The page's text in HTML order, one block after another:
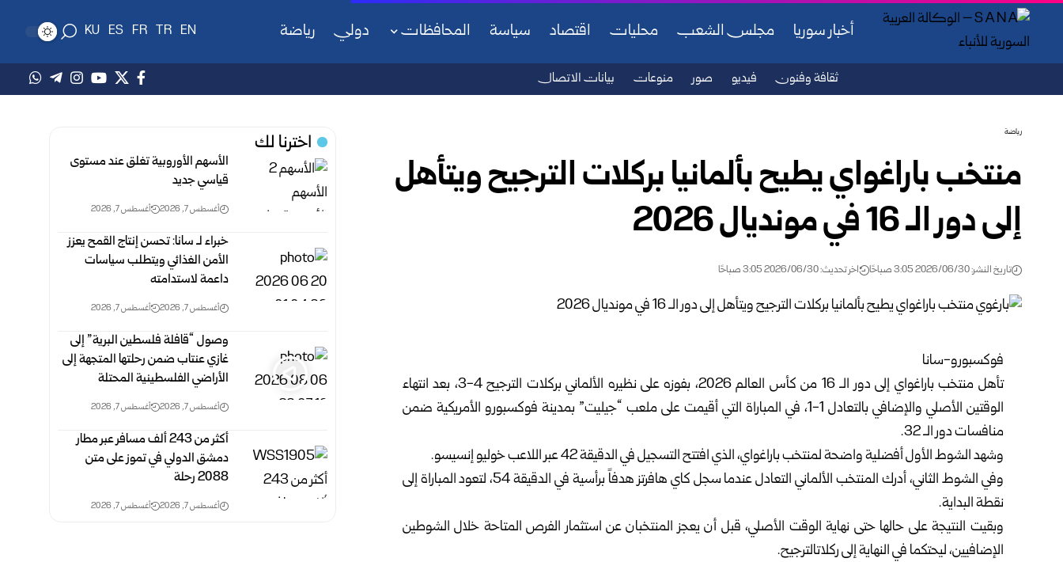
أخبار سوريا مجلس الشعب محليات اقتصاد سياسة المحافظات دولي رياضة EN
TR
FR
ES
KU
ثقافة وفنون فيديو صور منوعات بيانات الاتصال
رياضة
منتخب باراغواي يطيح بألمانيا بركلات الترجيح ويتأهل
إلى دور الـ 16 في مونديال 2026‏
تاريخ النشر: 2026/06/30 3:05 صباحًا اخر تحديث: 2026/06/30 3:05 صباحًا
فوكسبورو-سانا ‏
تأهل منتخب باراغواي إلى دور الـ 16 من كأس العالم 2026، بفوزه على نظيره الألماني بركلات ‏الترجيح 4-3، بعد انتهاء
الوقتين الأصلي والإضافي بالتعادل 1-1، في المباراة التي أقيمت على ‏ملعب “جيليت” بمدينة فوكسبورو الأمريكية ضمن
منافسات دور الـ 32.‏
وشهد الشوط الأول أفضلية واضحة لمنتخب باراغواي، الذي افتتح التسجيل في الدقيقة 42 عبر ‏اللاعب خوليو إنسيسو.‏
وفي الشوط الثاني، أدرك المنتخب الألماني التعادل عندما سجل كاي هافرتز هدفاً برأسية في الدقيقة ‌‏54، لتعود المباراة إلى
نقطة البداية.‏
وبقيت النتيجة على حالها حتى نهاية الوقت الأصلي، قبل أن يعجز المنتخبان عن استثمار الفرص ‏المتاحة خلال الشوطين
الإضافيين، ليحتكما في النهاية إلى ركلاتالترجيح.‏
اخترنا لك
الأسهم الأوروبية تغلق عند مستوى
قياسي جديد
أغسطس 7, 2026 أغسطس 7, 2026
خبراء لـ سانا: تحسن إنتاج القمح يعزز
الأمن الغذائي ويتطلب سياسات
داعمة لاستدامته
أغسطس 7, 2026 أغسطس 7, 2026
وصول “قافلة فلسطين البرية” إلى
غازي عنتاب ضمن رحلتها المتجهة إلى
الأراضي الفلسطينية المحتلة
أغسطس 7, 2026 أغسطس 7, 2026
أكثر من 243 ألف مسافر عبر مطار
دمشق الدولي في تموز على متن
2088 رحلة
أغسطس 7, 2026 أغسطس 7, 2026